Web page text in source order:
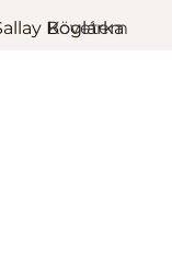
Boglárka
Követem